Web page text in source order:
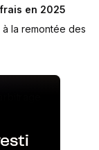
en 2025
à la remontée des